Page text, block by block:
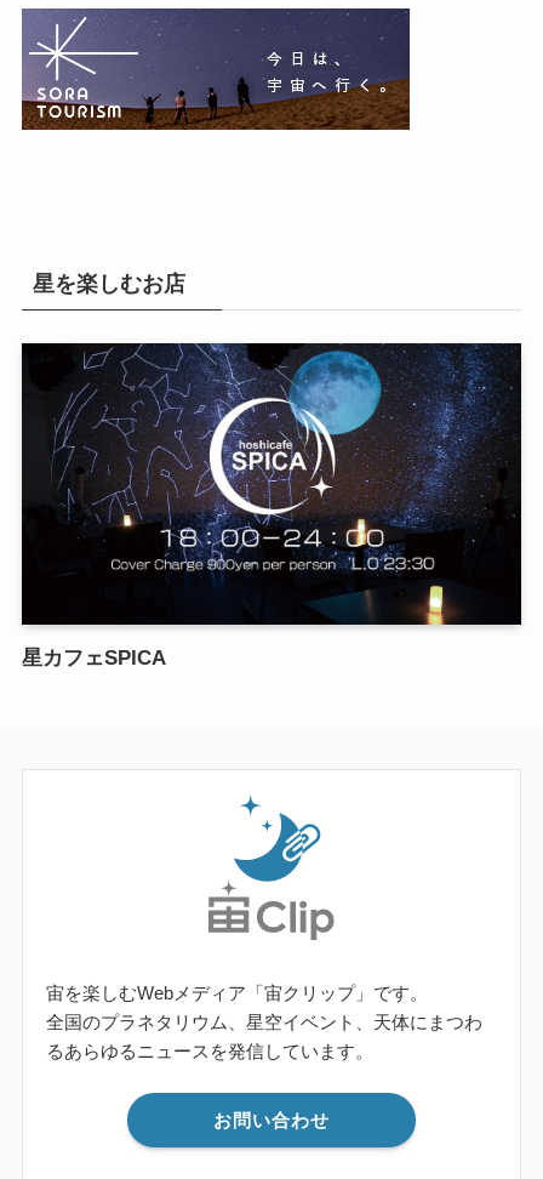
星を楽しむお店
星カフェSPICA
宙を楽しむWebメディア「宙クリップ」です。
全国のプラネタリウム、星空イベント、天体にまつわ
るあらゆるニュースを発信しています。
お問い合わせ